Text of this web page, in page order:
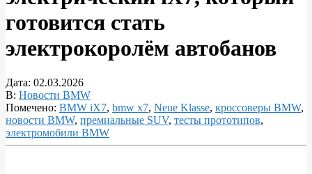
готовится стать
электрокоролём автобанов
Дата: 02.03.2026
В: Новости BMW
Помечено: BMW iX7, bmw x7, Neue Klasse, кроссоверы BMW,
новости BMW, премиальные SUV, тесты прототипов,
электромобили BMW